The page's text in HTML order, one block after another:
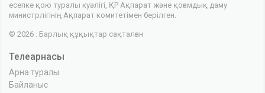
есепке қою туралы куәлігі, ҚР Ақпарат және қоғамдық даму
министрлігінің Ақпарат комитетімен берілген.
© 2026 . Барлық құқықтар сақталған
Телеарнасы
Арна туралы
Байланыс